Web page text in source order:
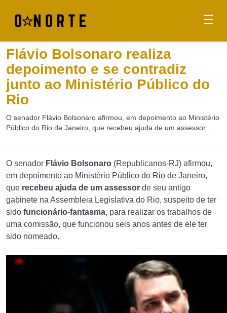
Flávio Bolsonaro realiza
depoimento e se contradiz
junto ao Ministério Público do
Rio
O senador Flávio Bolsonaro afirmou, em depoimento ao Ministério
Público do Rio de Janeiro, que recebeu ajuda de um assessor .
O senador Flávio Bolsonaro (Republicanos-RJ) afirmou,
em depoimento ao Ministério Público do Rio de Janeiro,
que recebeu ajuda de um assessor de seu antigo
gabinete na Assembleia Legislativa do Rio, suspeito de ter
sido funcionário-fantasma, para realizar os trabalhos de
uma comissão, que funcionou seis anos antes de ele ter
sido nomeado.